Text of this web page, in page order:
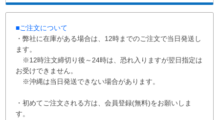
■ご注文について
・弊社に在庫がある場合は、12時までのご注文で当日発送し
ます。
※12時注文締切り後～24時は、恐れ入りますが翌日指定は
お受けできません。
※沖縄は当日発送できない場合があります。
・初めてご注文される方は、会員登録(無料)をお願いしま
す。